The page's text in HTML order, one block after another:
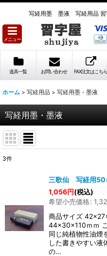
写経用墨 墨液 写経用品 習
メニュー
道具一覧 お問い合わせ FAX注文はこちら
ホーム > 写経用品 > 写経用墨・墨液
写経用墨・墨液
絞
3件
三歌仙 写経用50
1,056円(税込)
希望小売価格:
商品サイズ
44×30×110ｍｍ
同じ純植物性油煙
した書きやすい液
の…